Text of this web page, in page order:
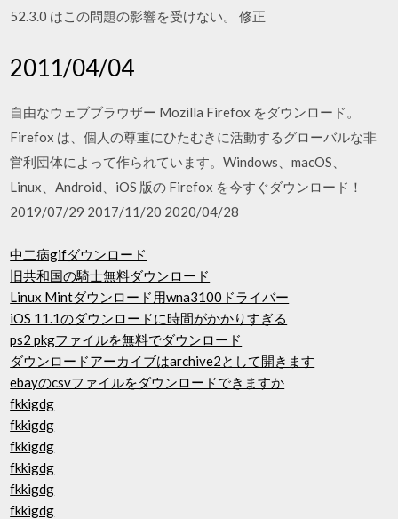
52.3.0 はこの問題の影響を受けない。 修正
2011/04/04
自由なウェブブラウザー Mozilla Firefox をダウンロード。
Firefox は、個人の尊重にひたむきに活動するグローバルな非
営利団体によって作られています。Windows、macOS、
Linux、Android、iOS 版の Firefox を今すぐダウンロード！
2019/07/29 2017/11/20 2020/04/28
中二病gifダウンロード
旧共和国の騎士無料ダウンロード
Linux Mintダウンロード用wna3100ドライバー
iOS 11.1のダウンロードに時間がかかりすぎる
ps2 pkgファイルを無料でダウンロード
ダウンロードアーカイブはarchive2として開きます
ebayのcsvファイルをダウンロードできますか
fkkigdg
fkkigdg
fkkigdg
fkkigdg
fkkigdg
fkkigdg